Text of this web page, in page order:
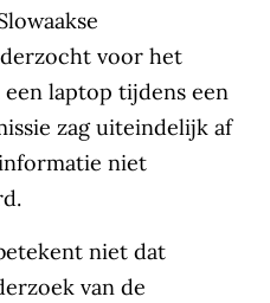
voor het
laptop tijdens een
zag uiteindelijk af
niet
niet dat
van de